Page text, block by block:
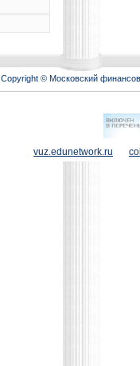
Copyright © Московский
vuz.edunetwork.ru